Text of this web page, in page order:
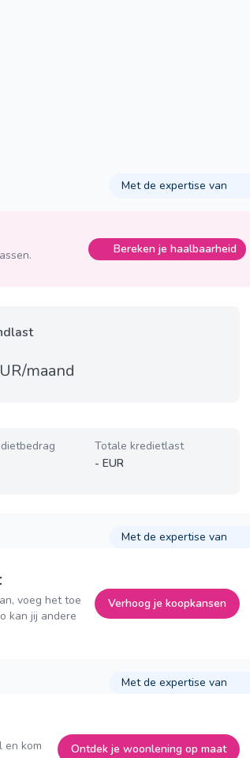
Met de expertise van
Bereken je haalbaarheid
maand
Totale kredietlast
- EUR
Met de expertise van
voeg het toe
kan jij andere
Verhoog je koopkansen
Met de expertise van
en kom
Ontdek je woonlening op maat